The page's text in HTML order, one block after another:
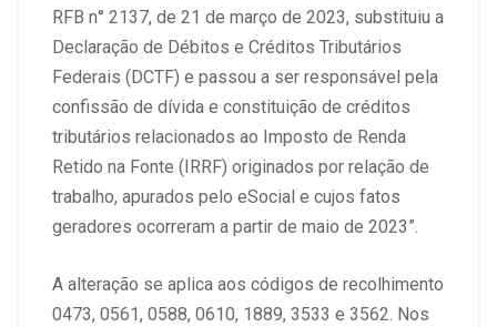
RFB n° 2137, de 21 de março de 2023, substituiu a
Declaração de Débitos e Créditos Tributários
Federais (DCTF) e passou a ser responsável pela
confissão de dívida e constituição de créditos
tributários relacionados ao Imposto de Renda
Retido na Fonte (IRRF) originados por relação de
trabalho, apurados pelo eSocial e cujos fatos
geradores ocorreram a partir de maio de 2023”.
A alteração se aplica aos códigos de recolhimento
0473, 0561, 0588, 0610, 1889, 3533 e 3562. Nos